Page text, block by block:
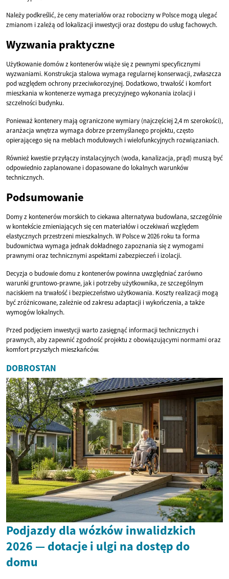
Należy podkreślić, że ceny materiałów oraz robocizny w Polsce mogą ulegać
zmianom i zależą od lokalizacji inwestycji oraz dostępu do usług fachowych.
Wyzwania praktyczne
Użytkowanie domów z kontenerów wiąże się z pewnymi specyficznymi
wyzwaniami. Konstrukcja stalowa wymaga regularnej konserwacji, zwłaszcza
pod względem ochrony przeciwkorozyjnej. Dodatkowo, trwałość i komfort
mieszkania w kontenerze wymaga precyzyjnego wykonania izolacji i
szczelności budynku.
Ponieważ kontenery mają ograniczone wymiary (najczęściej 2,4 m szerokości),
aranżacja wnętrza wymaga dobrze przemyślanego projektu, często
opierającego się na meblach modułowych i wielofunkcyjnych rozwiązaniach.
Również kwestie przyłączy instalacyjnych (woda, kanalizacja, prąd) muszą być
odpowiednio zaplanowane i dopasowane do lokalnych warunków
technicznych.
Podsumowanie
Domy z kontenerów morskich to ciekawa alternatywa budowlana, szczególnie
w kontekście zmieniających się cen materiałów i oczekiwań względem
elastycznych przestrzeni mieszkalnych. W Polsce w 2026 roku ta forma
budownictwa wymaga jednak dokładnego zapoznania się z wymogami
prawnymi oraz technicznymi aspektami zabezpieczeń i izolacji.
Decyzja o budowie domu z kontenerów powinna uwzględniać zarówno
warunki gruntowo-prawne, jak i potrzeby użytkownika, ze szczególnym
naciskiem na trwałość i bezpieczeństwo użytkowania. Koszty realizacji mogą
być zróżnicowane, zależnie od zakresu adaptacji i wykończenia, a także
wymogów lokalnych.
Przed podjęciem inwestycji warto zasięgnąć informacji technicznych i
prawnych, aby zapewnić zgodność projektu z obowiązującymi normami oraz
komfort przyszłych mieszkańców.
DOBROSTAN
Podjazdy dla wózków inwalidzkich
2026 — dotacje i ulgi na dostęp do
domu